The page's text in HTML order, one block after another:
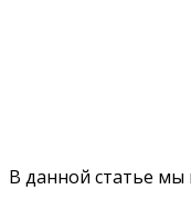
В данной статье мы